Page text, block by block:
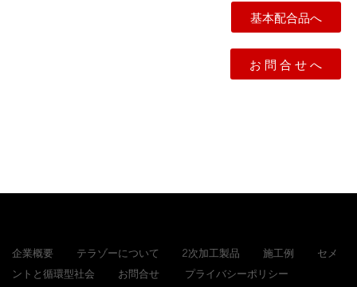
基本配合品へ
お 問 合 せ へ
企業概要 テラゾーについて 2次加工製品 施工例
セメ
ントと循環型社会
お問合せ プライバシーポリシー